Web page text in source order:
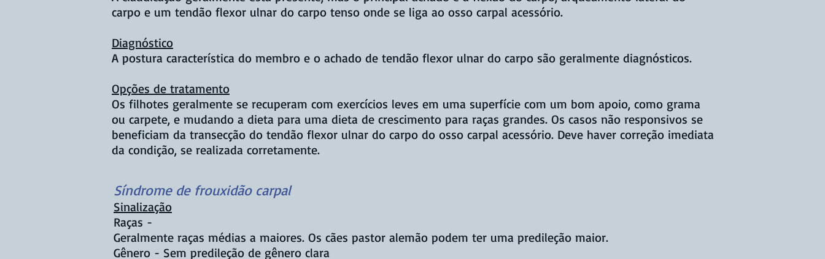
carpo e um tendão flexor ulnar do carpo tenso onde se liga ao osso carpal acessório.
Diagnóstico
A postura característica do membro e o achado de tendão flexor ulnar do carpo são geralmente diagnósticos.
Opções de tratamento
Os filhotes geralmente se recuperam com exercícios leves em uma superfície com um bom apoio, como grama
ou carpete, e mudando a dieta para uma dieta de crescimento para raças grandes. Os casos não responsivos se
beneficiam da transecção do tendão flexor ulnar do carpo do osso carpal acessório. Deve haver correção imediata
da condição, se realizada corretamente.
Síndrome de frouxidão carpal
Sinalização
Raças -
Geralmente raças médias a maiores. Os cães pastor alemão podem ter uma predileção maior.
Gênero - Sem predileção de gênero clara